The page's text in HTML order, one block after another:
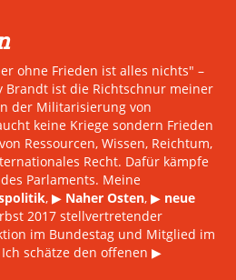
ohne Frieden ist alles nichts" –
Brandt ist die Richtschnur meiner
der Militarisierung von
keine Kriege sondern Frieden
Ressourcen, Wissen, Reichtum,
Recht. Dafür kämpfe
Parlaments. Meine
, ▶ Naher Osten, ▶ neue
2017 stellvertretender
im Bundestag und Mitglied im
Ich schätze den offenen ▶